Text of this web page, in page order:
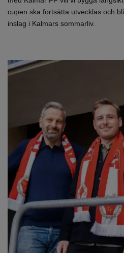
cupen ska fortsätta utvecklas och
inslag i Kalmars sommarliv.